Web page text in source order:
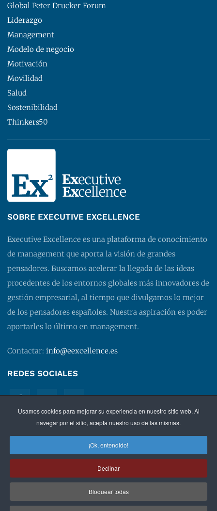
Usamos cookies para mejorar su experiencia en nuestro sitio web. Al
navegar por el sitio, acepta nuestro uso de las mismas.
¡Ok, entendido!
Declinar
Bloquear todas
Global Peter Drucker Forum
Liderazgo
Management
Modelo de negocio
Motivación
Movilidad
Salud
Sostenibilidad
Thinkers50
SOBRE EXECUTIVE EXCELLENCE
Executive Excellence es una plataforma de conocimiento
de management que aporta la visión de grandes
pensadores. Buscamos acelerar la llegada de las ideas
procedentes de los entornos globales más innovadores de
gestión empresarial, al tiempo que divulgamos lo mejor
de los pensadores españoles. Nuestra aspiración es poder
aportarles lo último en management.
Contactar: info@eexcellence.es
REDES SOCIALES
©2026 EXECUTIVE EXCELLENCE.Managementpara
Política de privacidad|Aviso legal
contratación